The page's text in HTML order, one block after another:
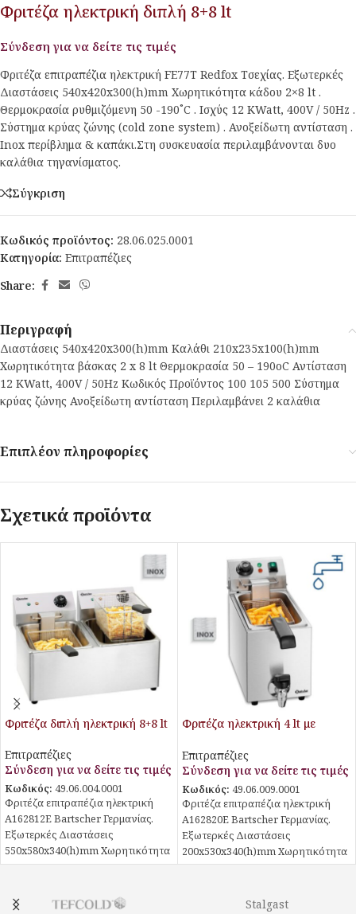
Φριτέζα ηλεκτρική διπλή 8+8 lt
Σύνδεση για να δείτε τις τιμές
Φριτέζα επιτραπέζια ηλεκτρική FE77T Redfox Τσεχίας. Εξωτερκές
Διαστάσεις 540x420x300(h)mm Χωρητικότητα κάδου 2×8 lt .
Θερμοκρασία ρυθμιζόμενη 50 -190˚C . Ισχύς 12 KWatt, 400V / 50Hz .
Σύστημα κρύας ζώνης (cold zone system) . Ανοξείδωτη αντίσταση .
Ιnox περίβλημα & καπάκι.Στη συσκευασία περιλαμβάνονται δυο
καλάθια τηγανίσματος.
Σύγκριση
Κωδικός προϊόντος: 28.06.025.0001
Κατηγορία: Επιτραπέζιες
Share:
Περιγραφή
Διαστάσεις 540x420x300(h)mm Καλάθι 210x235x100(h)mm
Χωρητικότητα βάσκας 2 x 8 lt Θερμοκρασία 50 – 190οC Αντίσταση
12 KWatt, 400V / 50Hz Κωδικός Προϊόντος 100 105 500 Σύστημα
κρύας ζώνης Ανοξείδωτη αντίσταση Περιλαμβάνει 2 καλάθια
Επιπλέον πληροφορίες
Σχετικά προϊόντα
Φριτέζα διπλή ηλεκτρική 8+8 lt
Επιτραπέζιες
Σύνδεση για να δείτε τις τιμές
Κωδικός: 49.06.004.0001
Φριτέζα επιτραπέζια ηλεκτρική
Α162812Ε Bartscher Γερμανίας.
Εξωτερκές Διαστάσεις
550x580x340(h)mm Χωρητικότητα
κάδου 8+8 lt . Θερμοκρασία
KWatt, 230V / 50Hz . Σύστημα
Φριτέζα ηλεκτρική 4 lt με
Επιτραπέζιες
Σύνδεση για να δείτε τις τιμές
Κωδικός: 49.06.009.0001
Φριτέζα επιτραπέζια ηλεκτρική
Α162820Ε Bartscher Γερμανίας.
Εξωτερκές Διαστάσεις
200x530x340(h)mm Χωρητικότητα
κάδου 4 lt . Θερμοκρασία
KWatt, 230V / 50Hz . Σύστημα
Stalgast